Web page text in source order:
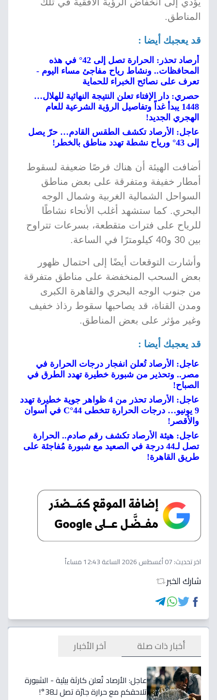
المناطق.
قد يعجبك أيضا :
أرصاد تحذر: الحرارة تصل إلى 42° في هذه
المحافظات.. ونشاط رياح مفاجئ مساء اليوم -
تعرف على نصائح الخبراء للحماية
حصري: دار الإفتاء تعلن النتيجة النهائية للهلال…
1448 يبدأ غداً وتفاصيل الرؤية الشرعية للعام
الهجري الجديد!
عاجل: الأرصاد تكشف الطقس القادم… حرّ يصل
إلى 43° ورياح نشطة تهدد مناطق بالخطر!
أضافت الهيئة أن هناك فرصًا ضعيفة لسقوط
أمطار خفيفة ومتفرقة على بعض مناطق
السواحل الشمالية الغربية وشمال الوجه
البحري. كما ستشهد أغلب الأنحاء نشاطًا
للرياح على فترات متقطعة، بسرعات تتراوح
بين 30 و40 كيلومترًا في الساعة.
وأشارت التوقعات أيضًا إلى احتمال ظهور
بعض السحب المنخفضة على مناطق متفرقة
من جنوب الوجه البحري والقاهرة الكبرى
ومدن القناة، قد يصاحبها سقوط رذاذ خفيف
وغير مؤثر على بعض المناطق.
قد يعجبك أيضا :
عاجل: الأرصاد تُعلن انفجار درجات الحرارة في
مصر.. وتحذير من شبورة خطيرة تهدد الطرق في
الصباح!
عاجل: الأرصاد تحذر من 4 ظواهر جوية خطيرة تهدد
9 يونيو… درجات الحرارة تتخطى 44°C في أسوان
والأقصر!
عاجل: هيئة الأرصاد تكشف رقم صادم.. الحرارة
تصل لـ44 درجة في الصعيد مع شبورة مُفاجئة على
طريق القاهرة!
اخر تحديث:07 أغسطس 2026 الساعة 12:43 مساءاً
شارك الخبر
أخبار ذات صلة آخر الأخبار
عاجل: الأرصاد تُعلن كارثة بيئية - الشبورة
تلاحقكم مع حرارة جارّة تصل لـ38°!